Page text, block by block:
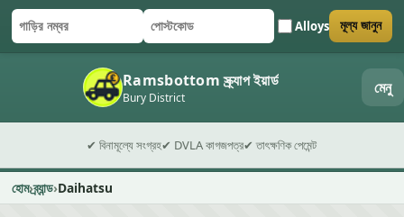
গাড়ির নম্বর
পোস্টকোড Alloys
ফর্ম জমা দিন মূল্য জানুন
Ramsbottom স্ক্র্যাপ ইয়ার্ড
Bury District মেনু
✔ বিনামূল্যে সংগ্রহ✔ DVLA কাগজপত্র✔ তাৎক্ষণিক পেমেন্ট
হোম ব্র্যান্ড Daihatsu